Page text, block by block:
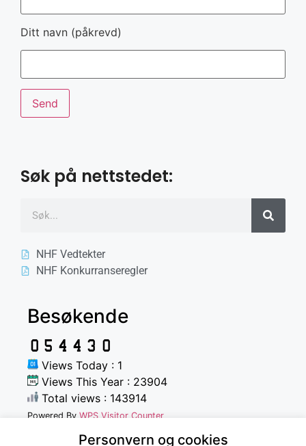
Ditt navn (påkrevd)
Søk på nettstedet:
NHF Vedtekter
NHF Konkurranseregler
Besøkende
Views Today : 1
Views This Year : 23904
Total views : 143914
Powered By WPS Visitor Counter
Personvern og cookies